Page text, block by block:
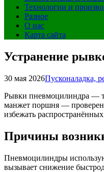
Технологии и
Разное
О нас
Карта сайта
Устранение
30 мая 2026Пусконаладка,
Рывки пневмоцилиндра —
манжет поршня —
избежать
Причины
Пневмоцилиндры
вызывает снижение